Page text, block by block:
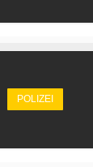
POLIZEI